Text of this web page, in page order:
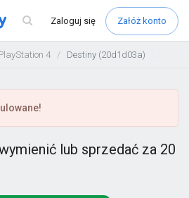
Zaloguj się Załóż konto
4 Destiny (20d1d03a)
lub sprzedać za 20